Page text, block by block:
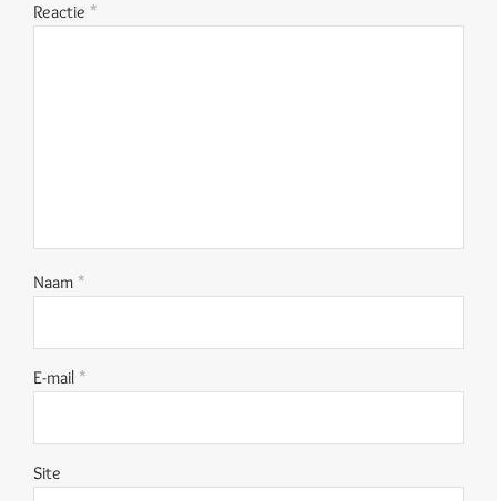
Reactie *
Naam *
E-mail *
Site